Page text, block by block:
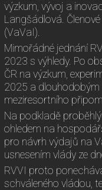
výzkum, vývoj a
Langšádlová.
(VaVaI).
Mimořádné jednání
2023 s výhledy. Po
ČR na výzkum,
2025 a dlouhodobým
meziresortního
Na podkladě
ohledem na
pro návrh výdajů na
usnesením vlády ze
RVVI proto
schváleného vládou,